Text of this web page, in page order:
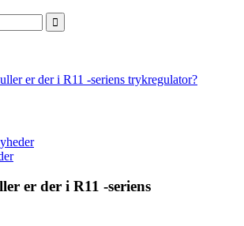
er der i R11 -seriens trykregulator?
er der i R11 -seriens